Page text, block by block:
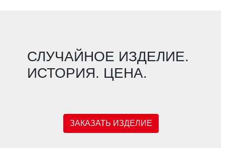
СЛУЧАЙНОЕ ИЗДЕЛИЕ.
ИСТОРИЯ. ЦЕНА.
ЗАКАЗАТЬ ИЗДЕЛИЕ